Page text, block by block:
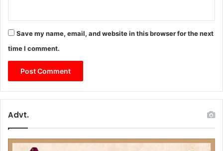
Save my name, email, and website in this browser for the next
time I comment.
Advt.